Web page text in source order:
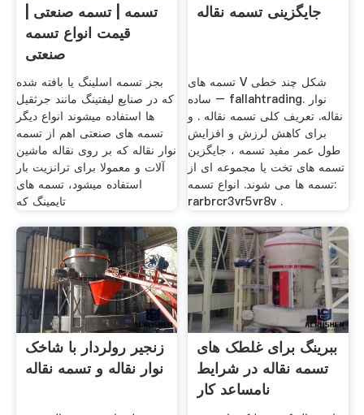
تسمه | تسمه صنعتی |
قیمت انواع تسمه
صنعتی
بجز تسمه اسلینگ یا بافته شده
که در صنایع لیفتینگ مانند جرثقیل
ها استفاده میشوند انواع دیگر
تسمه های صنعتی اهم از تسمه
نوار نقاله که بر روی نقاله ماشین
آلات و معمولا برای ترانزیت بار
استفاده میشود، تسمه های
تایمینگ که
جایگزینی تسمه نقاله
تسمه های V شکل چند خطی
ساده – fallahtrading. نوار
نقاله. تعریف کلی تسمه نقاله . و
برای کاهش لرزش و افزایش
طول عمر مفید تسمه ، جایگزین
تسمه های تخت یا مجموعه ای از
تسمه ها می شوند. انواع تسمه:
rarbrcr3vr5vr8v .
زنجیر رولردار با شاخک
نوار نقاله و تسمه نقاله
ببرینگ برای غلطک های
تسمه نقاله در شرایط
نامساعد کار